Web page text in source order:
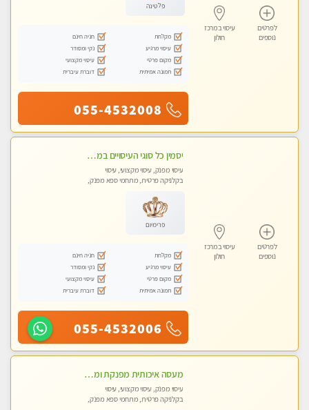
לפרטים
נוספים
עיסוי במרכז
חולון
פלטינה
מקלחת
חניה חינם
עיסוי מרגיע
נקי ומסודר
מקום פרטי
עיסוי מקצועי
תמונה אמיתית
דוברת עיברית
055-4532008
לפרטים
נוספים
עיסוי במרכז
חולון
יסמין כל סוגי העיסויים במקום הכי מושלם בעיר בת ים . highly recommended..new in the city
עיסוי מפנק, עיסוי מקצועי, עיסוי
בקלניקה פרטית, מתחמי ספא מפנק,
פרימיום
מקלחת
חניה חינם
עיסוי מרגיע
נקי ומסודר
מקום פרטי
עיסוי מקצועי
תמונה אמיתית
דוברת עיברית
055-4532006
מעסה איכותית מפנקת ומקצועית לעיסוי חלומי ..... בהוד השרון
עיסוי מפנק, עיסוי מקצועי, עיסוי
בקלניקה פרטית, מתחמי ספא מפנק,